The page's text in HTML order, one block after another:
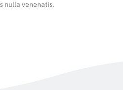
nulla venenatis.